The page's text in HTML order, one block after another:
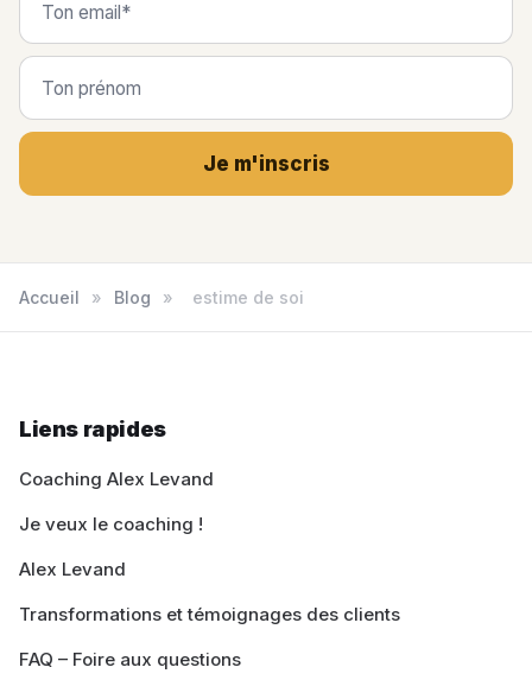
Je m'inscris
Accueil » Blog » estime de soi
Liens rapides
Coaching Alex Levand
Je veux le coaching !
Alex Levand
Transformations et témoignages des clients
FAQ – Foire aux questions